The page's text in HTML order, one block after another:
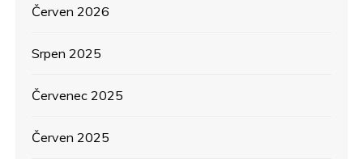
Červen 2026
Srpen 2025
Červenec 2025
Červen 2025